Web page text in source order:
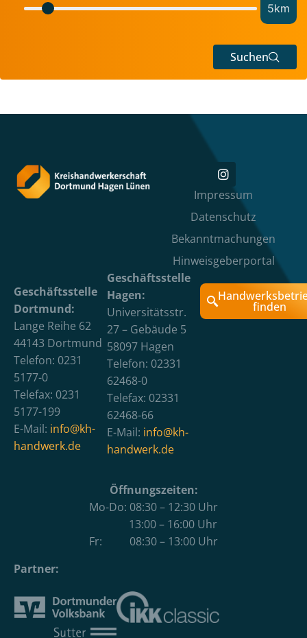
5km
Suchen
Impressum
Datenschutz
Bekanntmachungen
Hinweisgeberportal
Geschäftsstelle
Dortmund:
Lange Reihe 62
44143 Dortmund
Telefon: 0231
5177-0
Telefax: 0231
5177-199
E-Mail: info@kh-
handwerk.de
Geschäftsstelle
Hagen:
Universitätsstr.
27 – Gebäude 5
58097 Hagen
Telefon: 02331
62468-0
Telefax: 02331
62468-66
E-Mail: info@kh-
handwerk.de
finden
Öffnungszeiten:
Mo-Do: 08:30 – 12:30 Uhr
13:00 – 16:00 Uhr
Fr: 08:30 – 13:00 Uhr
Partner: